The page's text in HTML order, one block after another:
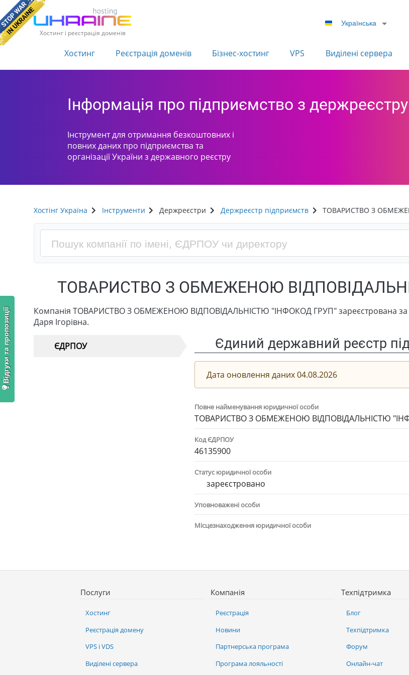
Хостинг і реєстрація доменів
Українська
Хостинг Реєстрація доменів Бізнес-хостинг VPS Виділені сервера
Інформація про підприємство з держреєстру
Інструмент для отримання безкоштовних і
повних даних про підприємства та
організації України з державного реєстру
Хостінг Україна Інструменти Держреєстри Держреєстр підприємств ТОВАРИСТВО З
ТОВАРИСТВО З ОБМЕЖЕНОЮ
Компанія ТОВАРИСТВО З ОБМЕЖЕНОЮ ВІДПОВІДАЛЬНІСТЮ "ІНФОКОД ГРУП" зареєстрована за
Даря Ігорівна.
ЄДРПОУ Єдиний державний реєстр
Дата оновлення даних 04.08.2026
Повне найменування юридичної особи
ТОВАРИСТВО З ОБМЕЖЕНОЮ ВІДПОВІДАЛЬНІСТЮ
Код ЄДРПОУ
46135900
Статус юридичної особи
зареєстровано
Уповноважені особи
Місцезнаходження юридичної особи
Послуги
Хостинг
Реєстрація домену
VPS і VDS
Виділені сервера
Компанія
Реєстрація
Новини
Партнерська програма
Програма лояльності
Техпідтримка
Блог
Техпідтримка
Форум
Онлайн-чат
Відгуки та пропозиції